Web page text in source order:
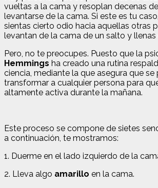
vueltas a la cama y resoplan decenas
levantarse de la cama. Si este es tu
sientas cierto odio hacia aquellas otras
levantan de la cama de un salto y llenas
Pero, no te preocupes. Puesto que la
Hemmings ha creado una rutina
ciencia, mediante la que asegura que se
transformar a cualquier persona para
altamente activa durante la mañana.
Este proceso se compone de sietes
a continuación, te mostramos:
1. Duerme en el lado izquierdo de la
2. Lleva algo amarillo en la cama.